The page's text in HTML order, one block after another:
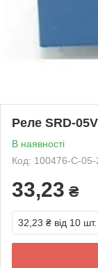
Реле SRD-
В наявності
Код: 100476-C-05-
33,23 ₴
32,23 ₴ від 10 шт.